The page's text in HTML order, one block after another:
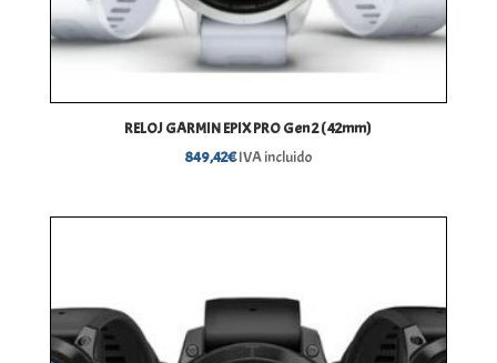
RELOJ GARMIN EPIX PRO Gen 2 ( 42mm)
849,42€IVA incluido